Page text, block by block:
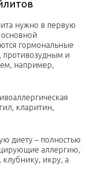
нужно в первую
основной
гормональные
противозудным и
например,
кларитин,
диету – полностью
аллергию,
икру, а